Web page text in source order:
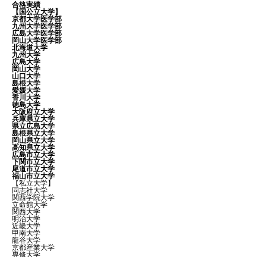
合格実績
【国公立大学】
京都大学医学部
九州大学医学部
広島大学医学部
岡山大学医学部
北海道大学
九州大学
広島大学
岡山大学
山口大学
島根大学
愛媛大学
香川大学
徳島大学
大阪府立大学
兵庫県立大学
県立広島大学
島根県立大学
岡山県立大学
高知県立大学
広島市立大学
下関市立大学
尾道市立大学
福山市立大学
【私立大学】
同志社大学
関西学院大学
立命館大学
関西大学
明治大学
近畿大学
甲南大学
龍谷大学
京都産業大学
専修大学